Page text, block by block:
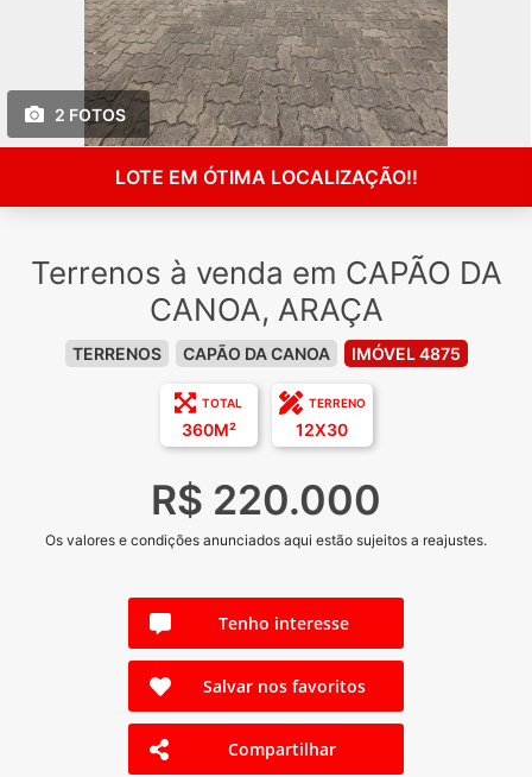
2 FOTOS
LOTE EM ÓTIMA LOCALIZAÇÃO!!
Terrenos à venda em CAPÃO DA
CANOA, ARAÇA
TERRENOS CAPÃO DA CANOA IMÓVEL 4875
TOTAL
360M²
TERRENO
12X30
R$ 220.000
Os valores e condições anunciados aqui estão sujeitos a reajustes.
Tenho interesse
Salvar nos favoritos
Compartilhar